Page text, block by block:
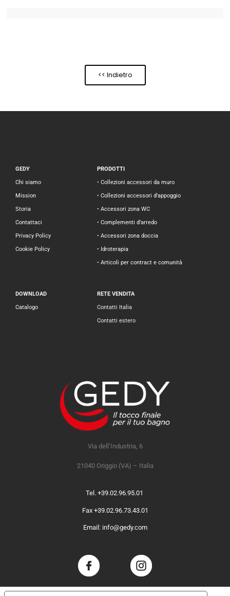
<< Indietro
GEDY
Chi siamo
Mission
Storia
Contattaci
Privacy Policy
Cookie Policy
PRODOTTI
• Collezioni accessori da muro
• Collezioni accessori d’appoggio
• Accessori zona WC
• Complementi d’arredo
• Accessori zona doccia
• Idroterapia
• Articoli per contract e comunità
DOWNLOAD
Catalogo
RETE VENDITA
Contatti Italia
Contatti estero
Via dell’Industria, 6
21040 Origgio (VA) – Italia
Tel. +39.02.96.95.01
Fax +39.02.96.73.43.01
Email: info@gedy.com